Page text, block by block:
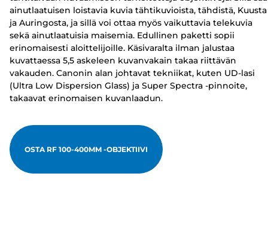
ainutlaatuisen loistavia kuvia tähtikuvioista, tähdistä, Kuusta
ja Auringosta, ja sillä voi ottaa myös vaikuttavia telekuvia
sekä ainutlaatuisia maisemia. Edullinen paketti sopii
erinomaisesti aloittelijoille. Käsivaralta ilman jalustaa
kuvattaessa 5,5 askeleen kuvanvakain takaa riittävän
vakauden. Canonin alan johtavat tekniikat, kuten UD-lasi
(Ultra Low Dispersion Glass) ja Super Spectra -pinnoite,
takaavat erinomaisen kuvanlaadun.
OSTA RF 100-400MM -OBJEKTIIVI